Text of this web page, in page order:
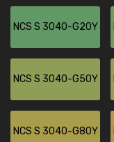
NCS S 3040-G20Y
NCS S 3040-G50Y
NCS S 3040-G80Y